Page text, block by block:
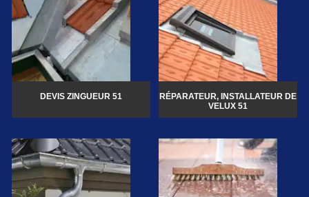
DEVIS ZINGUEUR 51
RÉPARATEUR, INSTALLATEUR DE
VELUX 51